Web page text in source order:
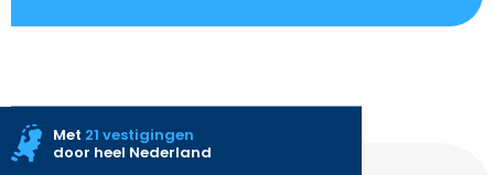
Site
Met 21 vestigingen
door heel Nederland